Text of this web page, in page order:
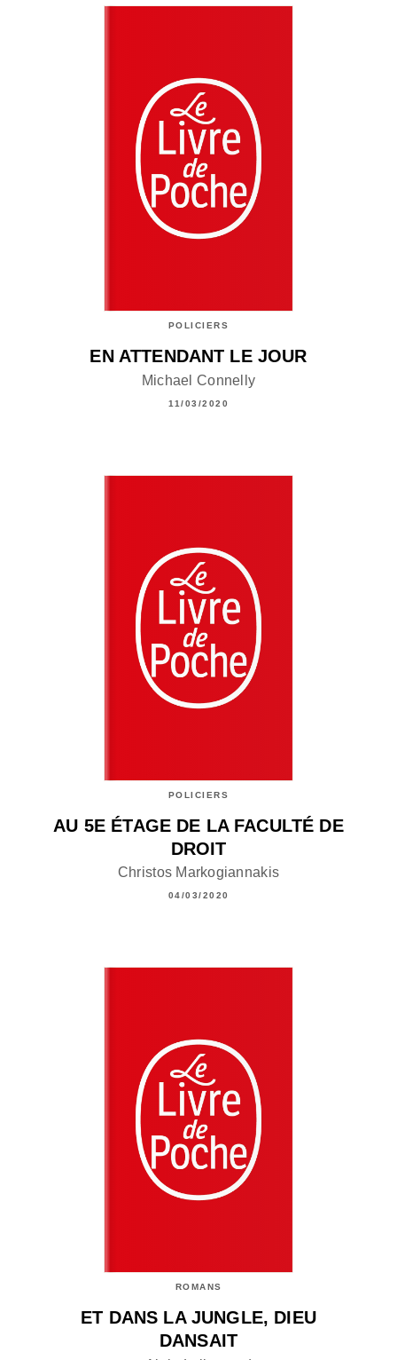
POLICIERS
EN ATTENDANT LE JOUR
Michael Connelly
11/03/2020
POLICIERS
AU 5E ÉTAGE DE LA FACULTÉ DE
DROIT
Christos Markogiannakis
04/03/2020
ROMANS
ET DANS LA JUNGLE, DIEU
DANSAIT